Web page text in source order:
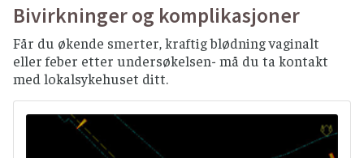
Bivirkninger og komplikasjoner
Får du økende smerter, kraftig blødning vaginalt
eller feber etter undersøkelsen- må du ta kontakt
med lokalsykehuset ditt.